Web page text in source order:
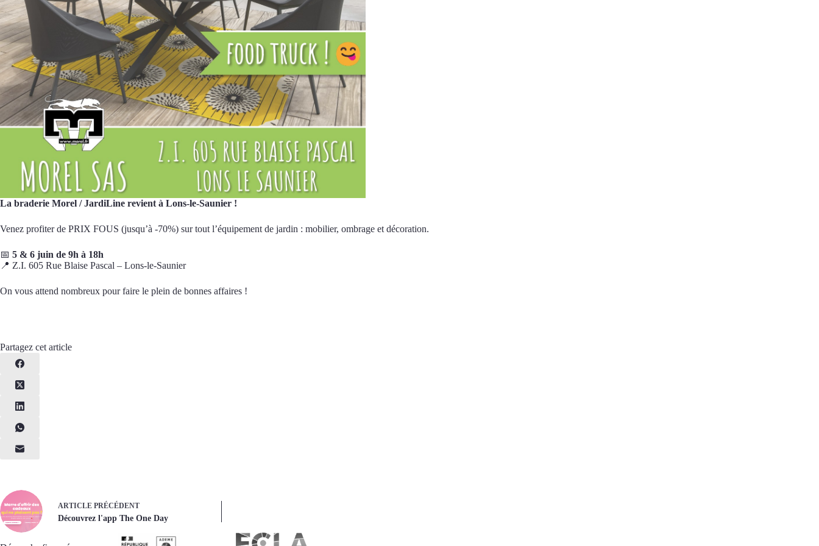
La braderie Morel / JardiLine revient à Lons-le-Saunier !
Venez profiter de PRIX FOUS (jusqu’à -70%) sur tout l’équipement de jardin : mobilier, ombrage et décoration.
📅 5 & 6 juin de 9h à 18h
📍 Z.I. 605 Rue Blaise Pascal – Lons-le-Saunier
On vous attend nombreux pour faire le plein de bonnes affaires !
Partagez cet article
ARTICLE PRÉCÉDENT
Découvrez l'app The One Day